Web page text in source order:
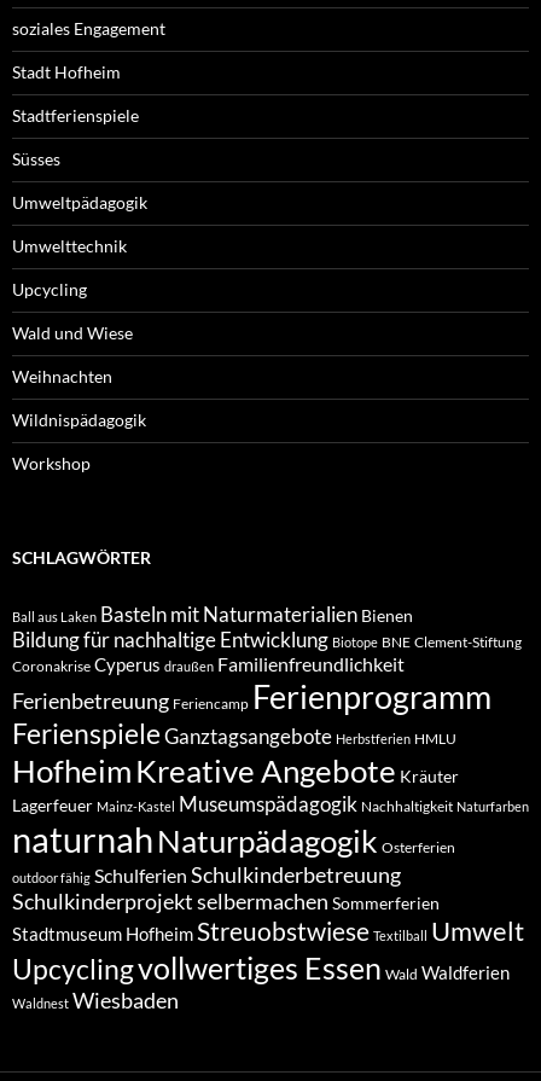
soziales Engagement
Stadt Hofheim
Stadtferienspiele
Süsses
Umweltpädagogik
Umwelttechnik
Upcycling
Wald und Wiese
Weihnachten
Wildnispädagogik
Workshop
SCHLAGWÖRTER
Ball aus Laken Basteln mit Naturmaterialien Bienen
Bildung für nachhaltige Entwicklung Biotope BNE Clement-Stiftung
Coronakrise Cyperus draußen Familienfreundlichkeit
Ferienbetreuung Feriencamp Ferienprogramm
FerienspieleGanztagsangebote Herbstferien HMLU
HofheimKreative Angebote Kräuter
Lagerfeuer Mainz-Kastel Museumspädagogik Nachhaltigkeit Naturfarben
naturnahNaturpädagogik Osterferien
outdoor fähig Schulferien Schulkinderbetreuung
Schulkinderprojektselbermachen Sommerferien
Stadtmuseum HofheimStreuobstwiese Textilball Umwelt
Upcyclingvollwertiges Essen Wald Waldferien
Waldnest Wiesbaden